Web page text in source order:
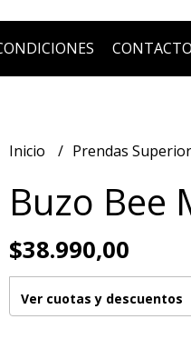
CONTACTO
Inicio Prendas
Buzo Bee
$38.990,00
Ver cuotas y descuentos